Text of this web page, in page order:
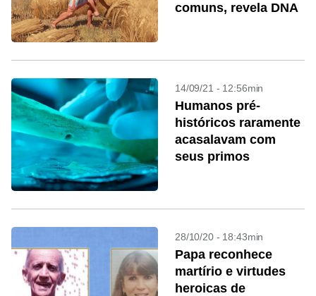
comuns, revela DNA
14/09/21 - 12:56min
Humanos pré-
históricos raramente
acasalavam com
seus primos
28/10/20 - 18:43min
Papa reconhece
martírio e virtudes
heroicas de